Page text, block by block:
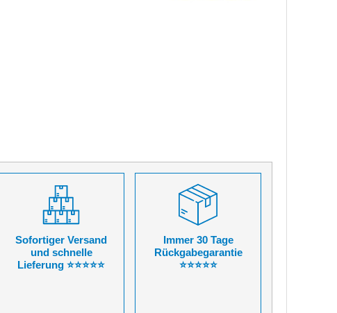
Sofortiger Versand
und schnelle
Lieferung ⭐⭐⭐⭐⭐
Immer 30 Tage
Rückgabegarantie
⭐⭐⭐⭐⭐